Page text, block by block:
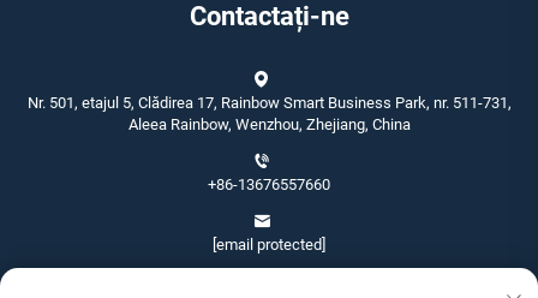
Contactați-ne
Nr. 501, etajul 5, Clădirea 17, Rainbow Smart Business Park, nr. 511-731,
Aleea Rainbow, Wenzhou, Zhejiang, China
+86-13676557660
[email protected]